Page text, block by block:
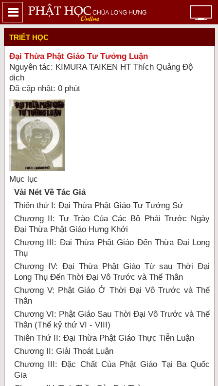
TRIẾT HỌC
Đại Thừa Phật Giáo Tư Tưởng Luận
Nguyên tác: KIMURA TAIKEN HT Thích Quảng Độ
dịch
Đã cập nhật: 0 phút
Mục lục
Vài Nét Về Tác Giả
Thiên thứ I: Đại Thừa Phật Giáo Tư Tưởng Sử
Chương II: Tư Trào Của Các Bộ Phái Trước Ngày
Đại Thừa Phật Giáo Hưng Khởi
Chương III: Đại Thừa Phật Giáo Đến Thừa Đại Long
Thụ
Chương IV: Đại Thừa Phật Giáo Từ sau Thời Đại
Long Thụ Đến Thời Đại Vô Trước và Thế Thân
Chương V: Phật Giáo Ở Thời Đại Vô Trước và Thế
Thân
Chương VI: Phật Giáo Sau Thời Đại Vô Trước và Thế
Thân (Thế kỷ thứ VI - VIII)
Thiên Thứ II: Đại Thừa Phật Giáo Thực Tiễn Luận
Chương II: Giải Thoát Luận
Chương III: Đặc Chất Của Phật Giáo Tại Ba Quốc
Gia